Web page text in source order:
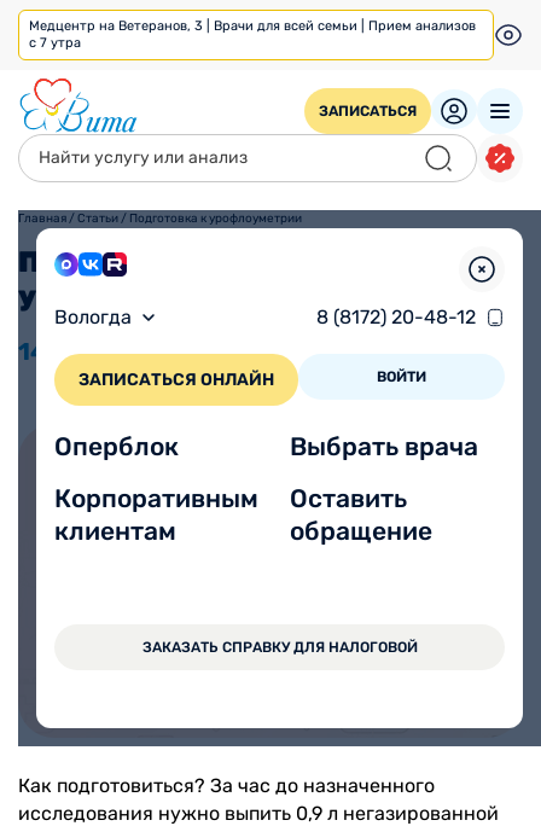
Медцентр на Ветеранов, 3 | Врачи для всей семьи | Прием анализов
с 7 утра
ЗАПИСАТЬСЯ
Вологда 8 (8172) 20-48-12
ЗАПИСАТЬСЯ ОНЛАЙН ВОЙТИ
Оперблок
Корпоративным
клиентам
Выбрать врача
Оставить
обращение
ЗАКАЗАТЬ СПРАВКУ ДЛЯ НАЛОГОВОЙ
Главная /Статьи / Подготовка к урофлоуметрии
Подготовка к
урофлоуметрии
14.04
Записаться на прием онлайн
ЗАПИСАТЬСЯ ОНЛАЙН
Как подготовиться? За час до назначенного
исследования нужно выпить 0,9 л негазированной